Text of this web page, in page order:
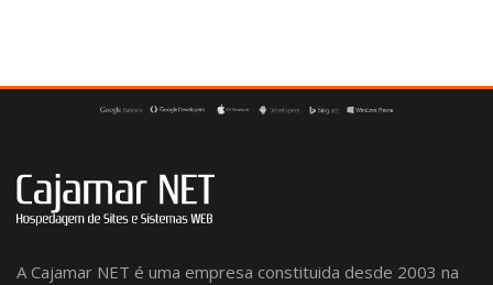
A Cajamar NET é uma empresa constituida desde 2003 na